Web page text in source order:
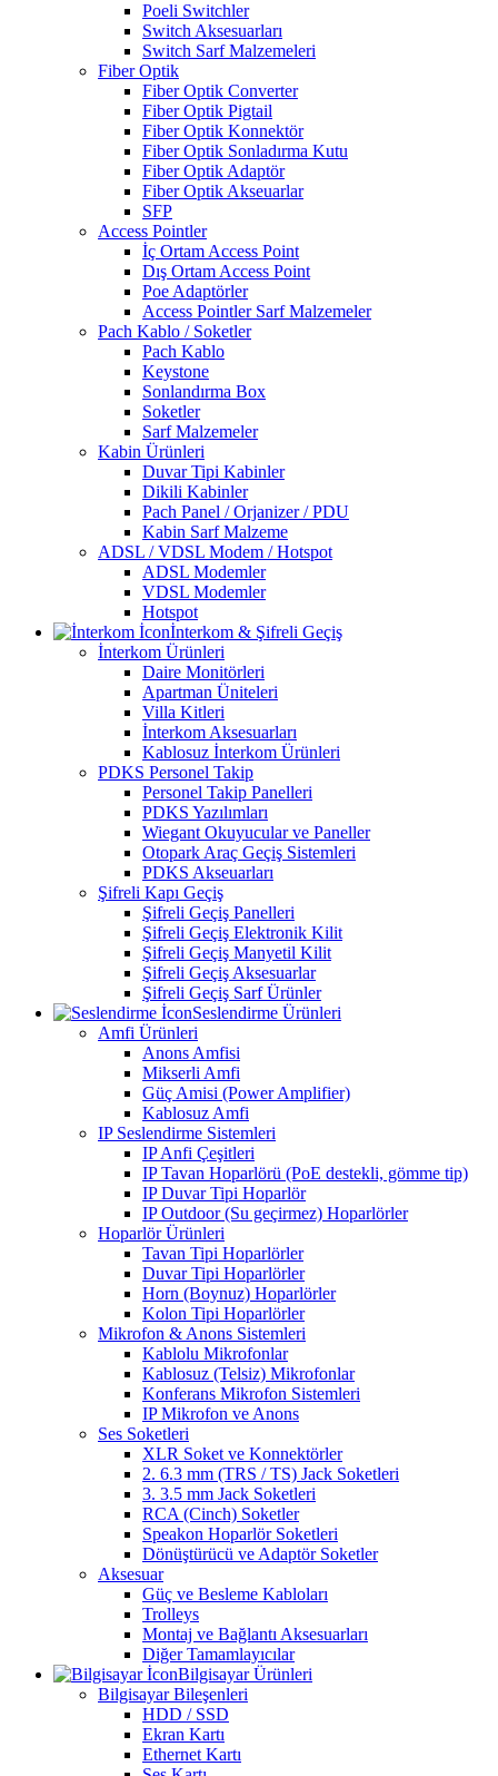
Poeli Switchler
Switch Aksesuarları
Switch Sarf Malzemeleri
Fiber Optik
Fiber Optik Converter
Fiber Optik Pigtail
Fiber Optik Konnektör
Fiber Optik Sonladırma Kutu
Fiber Optik Adaptör
Fiber Optik Akseuarlar
SFP
Access Pointler
İç Ortam Access Point
Dış Ortam Access Point
Poe Adaptörler
Access Pointler Sarf Malzemeler
Pach Kablo / Soketler
Pach Kablo
Keystone
Sonlandırma Box
Soketler
Sarf Malzemeler
Kabin Ürünleri
Duvar Tipi Kabinler
Dikili Kabinler
Pach Panel / Orjanizer / PDU
Kabin Sarf Malzeme
ADSL / VDSL Modem / Hotspot
ADSL Modemler
VDSL Modemler
Hotspot
İnterkom & Şifreli Geçiş
İnterkom Ürünleri
Daire Monitörleri
Apartman Üniteleri
Villa Kitleri
İnterkom Aksesuarları
Kablosuz İnterkom Ürünleri
PDKS Personel Takip
Personel Takip Panelleri
PDKS Yazılımları
Wiegant Okuyucular ve Paneller
Otopark Araç Geçiş Sistemleri
PDKS Akseuarları
Şifreli Kapı Geçiş
Şifreli Geçiş Panelleri
Şifreli Geçiş Elektronik Kilit
Şifreli Geçiş Manyetil Kilit
Şifreli Geçiş Aksesuarlar
Şifreli Geçiş Sarf Ürünler
Seslendirme Ürünleri
Amfi Ürünleri
Anons Amfisi
Mikserli Amfi
Güç Amisi (Power Amplifier)
Kablosuz Amfi
IP Seslendirme Sistemleri
IP Anfi Çeşitleri
IP Tavan Hoparlörü (PoE destekli, gömme tip)
IP Duvar Tipi Hoparlör
IP Outdoor (Su geçirmez) Hoparlörler
Hoparlör Ürünleri
Tavan Tipi Hoparlörler
Duvar Tipi Hoparlörler
Horn (Boynuz) Hoparlörler
Kolon Tipi Hoparlörler
Mikrofon & Anons Sistemleri
Kablolu Mikrofonlar
Kablosuz (Telsiz) Mikrofonlar
Konferans Mikrofon Sistemleri
IP Mikrofon ve Anons
Ses Soketleri
XLR Soket ve Konnektörler
2. 6.3 mm (TRS / TS) Jack Soketleri
3. 3.5 mm Jack Soketleri
RCA (Cinch) Soketler
Speakon Hoparlör Soketleri
Dönüştürücü ve Adaptör Soketler
Aksesuar
Güç ve Besleme Kabloları
Trolleys
Montaj ve Bağlantı Aksesuarları
Diğer Tamamlayıcılar
Bilgisayar Ürünleri
Bilgisayar Bileşenleri
HDD / SSD
Ekran Kartı
Ethernet Kartı